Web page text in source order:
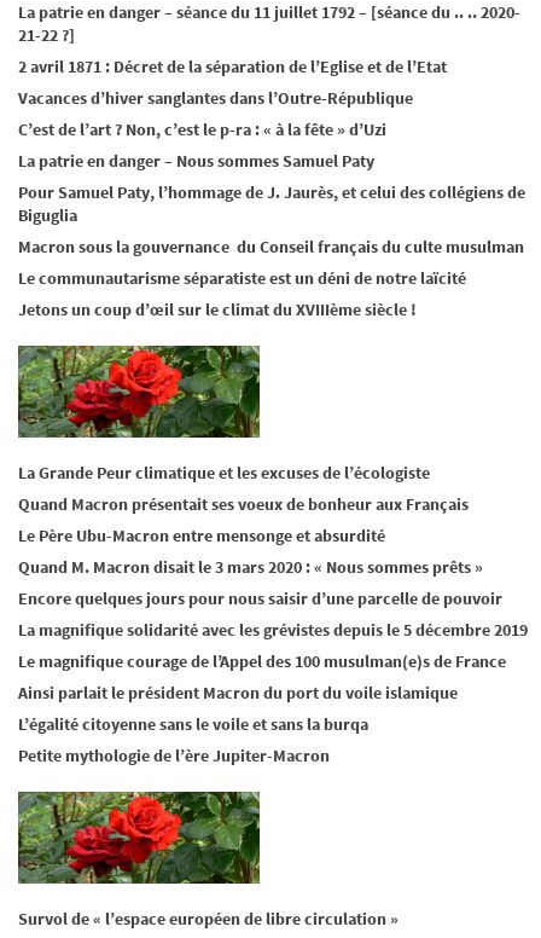
La patrie en danger – séance du 11 juillet 1792 – [séance du .. .. 2020-
21-22 ?]
2 avril 1871 : Décret de la séparation de l’Eglise et de l’Etat
Vacances d’hiver sanglantes dans l’Outre-République
C’est de l’art ? Non, c’est le p-ra : « à la fête » d’Uzi
La patrie en danger – Nous sommes Samuel Paty
Pour Samuel Paty, l’hommage de J. Jaurès, et celui des collégiens de
Biguglia
Macron sous la gouvernance du Conseil français du culte musulman
Le communautarisme séparatiste est un déni de notre laïcité
Jetons un coup d’œil sur le climat du XVIIIème siècle !
La Grande Peur climatique et les excuses de l’écologiste
Quand Macron présentait ses voeux de bonheur aux Français
Le Père Ubu-Macron entre mensonge et absurdité
Quand M. Macron disait le 3 mars 2020 : « Nous sommes prêts »
Encore quelques jours pour nous saisir d’une parcelle de pouvoir
La magnifique solidarité avec les grévistes depuis le 5 décembre 2019
Le magnifique courage de l’Appel des 100 musulman(e)s de France
Ainsi parlait le président Macron du port du voile islamique
L’égalité citoyenne sans le voile et sans la burqa
Petite mythologie de l’ère Jupiter-Macron
Survol de « l’espace européen de libre circulation »